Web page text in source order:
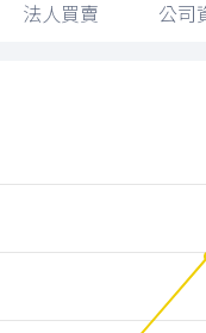
法人買賣 公司